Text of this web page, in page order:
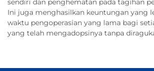
sendiri dan penghematan pada tagihan
Ini juga menghasilkan keuntungan yang
waktu pengoperasian yang lama bagi
yang telah mengadopsinya tanpa